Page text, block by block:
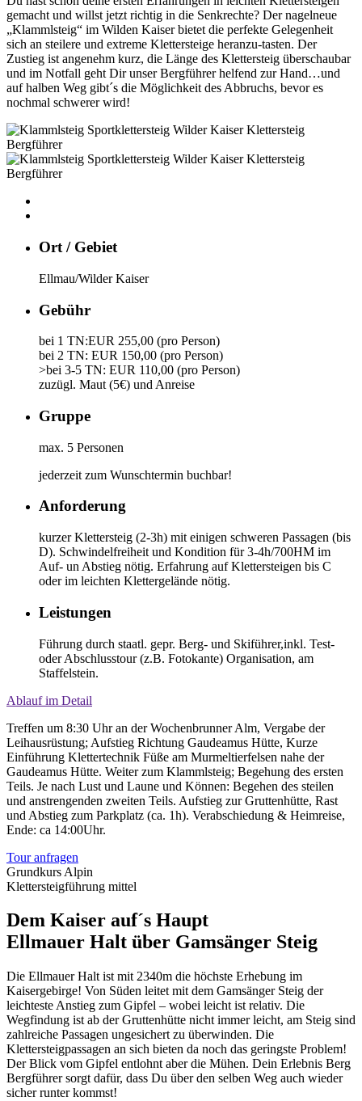
gemacht und willst jetzt richtig in die Senkrechte? Der nagelneue
„Klammlsteig“ im Wilden Kaiser bietet die perfekte Gelegenheit
sich an steilere und extreme Klettersteige heranzu-tasten. Der
Zustieg ist angenehm kurz, die Länge des Klettersteig überschaubar
und im Notfall geht Dir unser Bergführer helfend zur Hand…und
auf halben Weg gibt´s die Möglichkeit des Abbruchs, bevor es
nochmal schwerer wird!
Ort / Gebiet
Ellmau/Wilder Kaiser
Gebühr
bei 1 TN:EUR 255,00 (pro Person)
bei 2 TN: EUR 150,00 (pro Person)
>bei 3-5 TN: EUR 110,00 (pro Person)
zuzügl. Maut (5€) und Anreise
Gruppe
max. 5 Personen
jederzeit zum Wunschtermin buchbar!
Anforderung
kurzer Klettersteig (2-3h) mit einigen schweren Passagen (bis
D). Schwindelfreiheit und Kondition für 3-4h/700HM im
Auf- un Abstieg nötig. Erfahrung auf Klettersteigen bis C
oder im leichten Klettergelände nötig.
Leistungen
Führung durch staatl. gepr. Berg- und Skiführer,inkl. Test-
oder Abschlusstour (z.B. Fotokante) Organisation, am
Staffelstein.
Ablauf im Detail
Treffen um 8:30 Uhr an der Wochenbrunner Alm, Vergabe der
Leihausrüstung; Aufstieg Richtung Gaudeamus Hütte, Kurze
Einführung Klettertechnik Füße am Murmeltierfelsen nahe der
Gaudeamus Hütte. Weiter zum Klammlsteig; Begehung des ersten
Teils. Je nach Lust und Laune und Können: Begehen des steilen
und anstrengenden zweiten Teils. Aufstieg zur Gruttenhütte, Rast
und Abstieg zum Parkplatz (ca. 1h). Verabschiedung & Heimreise,
Ende: ca 14:00Uhr.
Tour anfragen
Grundkurs Alpin
Klettersteigführung mittel
Dem Kaiser auf´s Haupt
Ellmauer Halt über Gamsänger Steig
Die Ellmauer Halt ist mit 2340m die höchste Erhebung im
Kaisergebirge! Von Süden leitet mit dem Gamsänger Steig der
leichteste Anstieg zum Gipfel – wobei leicht ist relativ. Die
Wegfindung ist ab der Gruttenhütte nicht immer leicht, am Steig sind
zahlreiche Passagen ungesichert zu überwinden. Die
Klettersteigpassagen an sich bieten da noch das geringste Problem!
Der Blick vom Gipfel entlohnt aber die Mühen. Dein Erlebnis Berg
Bergführer sorgt dafür, dass Du über den selben Weg auch wieder
sicher runter kommst!